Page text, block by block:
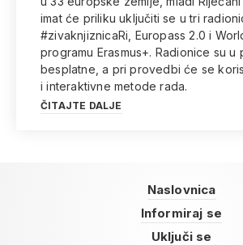
imat će priliku uključiti se u tri
#zivaknjiznicaRi, Europass 2.0 i
programu Erasmus+. Radionice su u
besplatne, a pri provedbi će se
i interaktivne metode rada.
ČITAJTE DALJE
Naslovnica
Informiraj se
Uključi se